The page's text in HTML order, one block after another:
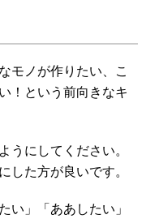
モノが作りたい、こ
！という前向きなキ
うにしてください。
した方が良いです。
い」「ああしたい」